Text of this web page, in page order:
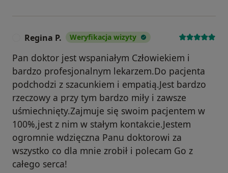
Regina P. Weryfikacja wizyty
Pan doktor jest wspaniałym Człowiekiem i
bardzo profesjonalnym lekarzem.Do pacjenta
podchodzi z szacunkiem i empatią.Jest bardzo
rzeczowy a przy tym bardzo miły i zawsze
uśmiechnięty.Zajmuje się swoim pacjentem w
100%,jest z nim w stałym kontakcie.Jestem
ogromnie wdzięczna Panu doktorowi za
wszystko co dla mnie zrobił i polecam Go z
całego serca!